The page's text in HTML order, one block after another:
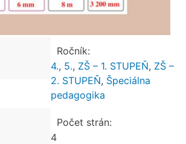
Ročník:
4., 5., ZŠ – 1. STUPEŇ, ZŠ –
2. STUPEŇ, Špeciálna
pedagogika
Počet strán:
4